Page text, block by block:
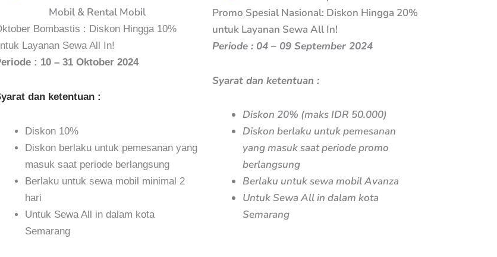
Bombastis : Diskon Hingga 10%
Layanan Sewa All In!
: 10 – 31 Oktober 2024
dan ketentuan :
Diskon 10%
Diskon berlaku untuk pemesanan yang
masuk saat periode berlangsung
Berlaku untuk sewa mobil minimal 2
hari
Untuk Sewa All in dalam kota
Semarang
Promo Spesial Nasional: Diskon Hingga 20%
untuk Layanan Sewa All In!
Periode : 04 – 09 September 2024
Syarat dan ketentuan :
Diskon 20% (maks IDR 50.000)
Diskon berlaku untuk pemesanan
yang masuk saat periode promo
berlangsung
Berlaku untuk sewa mobil Avanza
Untuk Sewa All in dalam kota
Semarang